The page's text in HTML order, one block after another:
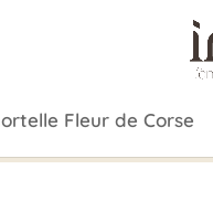
Fleur de Corse